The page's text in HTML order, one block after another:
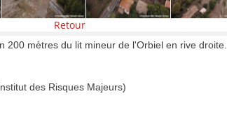
Retour
200 mètres du lit mineur de l'Orbiel en rive droite.
des Risques Majeurs)